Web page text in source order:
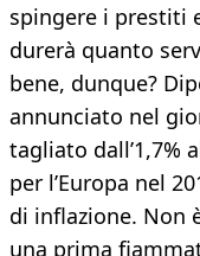
spingere i prestiti
durerà quanto
bene, dunque?
annunciato nel
tagliato dall’1,7%
per l’Europa nel
di inflazione. Non
una prima